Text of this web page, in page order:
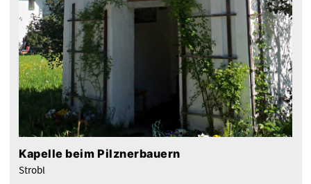
Kapelle beim Pilznerbauern
Strobl